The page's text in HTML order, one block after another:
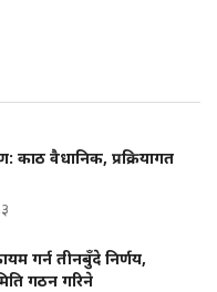
काठ वैधानिक, प्रक्रियागत
गर्न तीनबुँदे निर्णय,
गठन गरिने